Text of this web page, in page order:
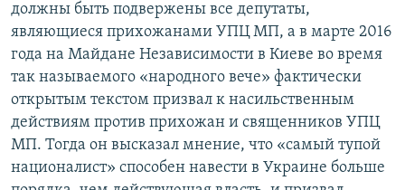
должны быть подвержены все депутаты,
являющиеся прихожанами УПЦ МП, а в марте 2016
года на Майдане Независимости в Киеве во время
так называемого «народного вече» фактически
открытым текстом призвал к насильственным
действиям против прихожан и священников УПЦ
МП. Тогда он высказал мнение, что «самый тупой
националист» способен навести в Украине больше